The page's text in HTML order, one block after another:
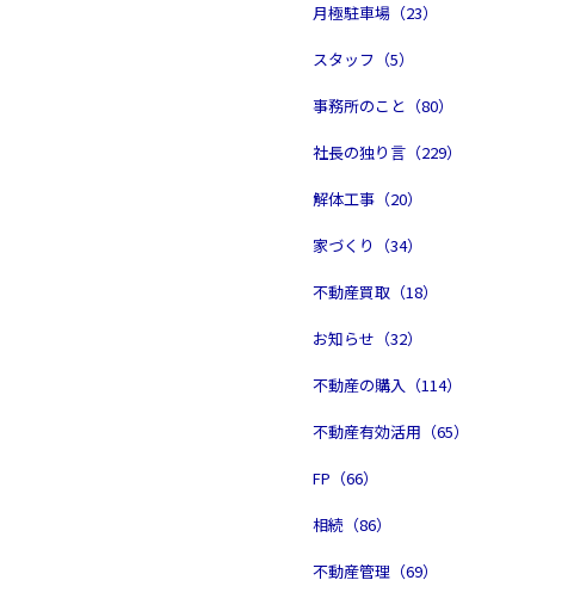
月極駐車場（23）
スタッフ（5）
事務所のこと（80）
社長の独り言（229）
解体工事（20）
家づくり（34）
不動産買取（18）
お知らせ（32）
不動産の購入（114）
不動産有効活用（65）
FP（66）
相続（86）
不動産管理（69）